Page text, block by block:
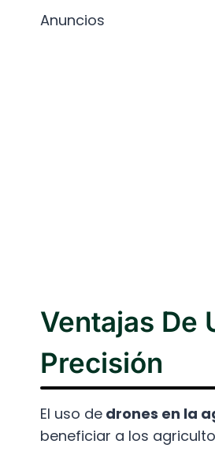
Anuncios
Ventajas De
Precisión
El uso de drones en la
beneficiar a los